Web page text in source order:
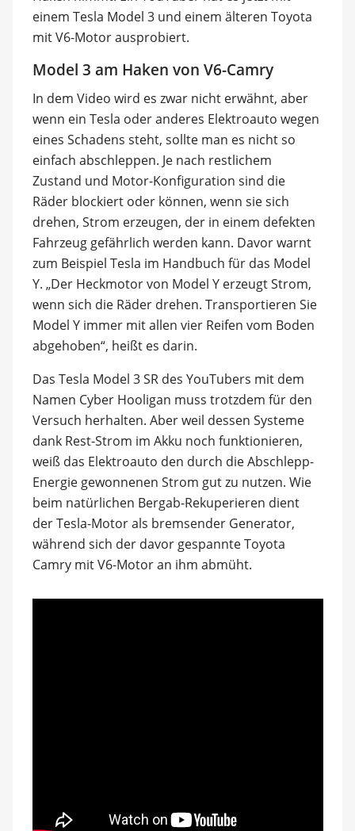
einem Tesla Model 3 und einem älteren Toyota
mit V6-Motor ausprobiert.
Model 3 am Haken von V6-Camry
In dem Video wird es zwar nicht erwähnt, aber
wenn ein Tesla oder anderes Elektroauto wegen
eines Schadens steht, sollte man es nicht so
einfach abschleppen. Je nach restlichem
Zustand und Motor-Konfiguration sind die
Räder blockiert oder können, wenn sie sich
drehen, Strom erzeugen, der in einem defekten
Fahrzeug gefährlich werden kann. Davor warnt
zum Beispiel Tesla im Handbuch für das Model
Y. „Der Heckmotor von Model Y erzeugt Strom,
wenn sich die Räder drehen. Transportieren Sie
Model Y immer mit allen vier Reifen vom Boden
abgehoben“, heißt es darin.
Das Tesla Model 3 SR des YouTubers mit dem
Namen Cyber Hooligan muss trotzdem für den
Versuch herhalten. Aber weil dessen Systeme
dank Rest-Strom im Akku noch funktionieren,
weiß das Elektroauto den durch die Abschlepp-
Energie gewonnenen Strom gut zu nutzen. Wie
beim natürlichen Bergab-Rekuperieren dient
der Tesla-Motor als bremsender Generator,
während sich der davor gespannte Toyota
Camry mit V6-Motor an ihm abmüht.